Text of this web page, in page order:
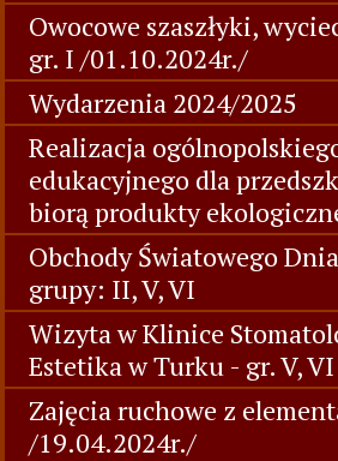
Owocowe szaszłyki,
gr. I /01.10.2024r./
Wydarzenia 2024/2025
Realizacja
edukacyjnego dla
biorą produkty
Obchody Światowego
grupy: II, V, VI
Wizyta w Klinice
Estetika w Turku - gr. V,
Zajęcia ruchowe z
/19.04.2024r./